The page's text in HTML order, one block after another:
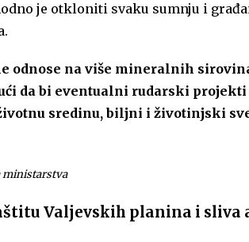
je otkloniti svaku sumnju i
odnose na više mineralnih
da bi eventualni rudarski
sredinu, biljni i životinjski
ministarstva
Valjevskih planina i sliva